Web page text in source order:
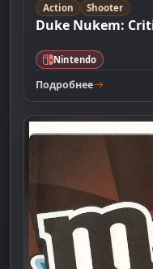
Action Shooter
Duke Nukem:
Nintendo
Подробнее